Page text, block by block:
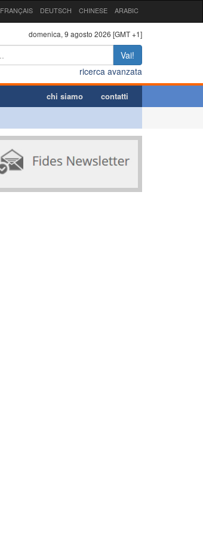
FRANÇAIS DEUTSCH CHINESE ARABIC
domenica, 9 agosto 2026 [GMT +1]
Vai!
ricerca avanzata
chi siamo contatti